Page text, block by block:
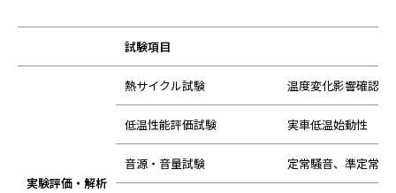
試験項目
実験評価・解析
熱サイクル試験 温度変化影響確認試
低温性能評価試験 実車低温始動性
音源・音量試験 定常騒音、準定常